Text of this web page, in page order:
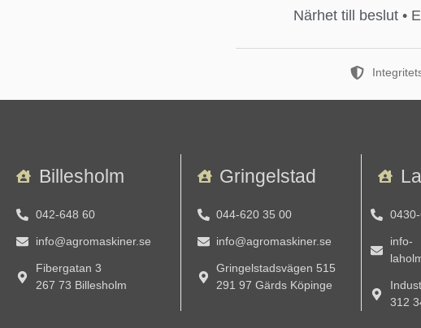
Närhet till beslut •
Billesholm
042-648 60
info@agromaskiner.se
Fibergatan 3
267 73 Billesholm
Gringelstad
044-620 35 00
info@agromaskiner.se
Gringelstadsvägen 515
291 97 Gärds Köpinge
info-
312